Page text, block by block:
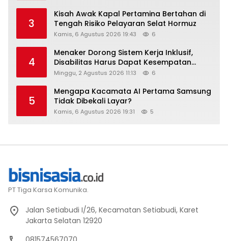
3
Kisah Awak Kapal Pertamina Bertahan di
Tengah Risiko Pelayaran Selat Hormuz
Kamis, 6 Agustus 2026 19:43 6
4
Menaker Dorong Sistem Kerja Inklusif,
Disabilitas Harus Dapat Kesempatan
Setara
Minggu, 2 Agustus 2026 11:13 6
5
Mengapa Kacamata AI Pertama Samsung
Tidak Dibekali Layar?
Kamis, 6 Agustus 2026 19:31 5
PT Tiga Karsa Komunika.
Jalan Setiabudi I/26, Kecamatan Setiabudi, Karet
Jakarta Selatan 12920